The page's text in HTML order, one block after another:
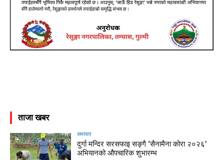
ताजा खबर
समाचार
दुर्गा मन्दिर सरसफाइ सङ्गै ‘सैनामैना कोरा २०२६’
अभियानको औपचारिक शुभारम्भ